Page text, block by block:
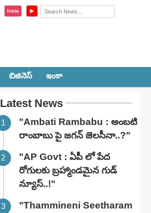
Insta ▶
బిజినెస్ ఇంకా
Latest News
"Ambati Rambabu : అంబటి
రాంబాబు పై జగన్ జెలసీనా..?"
"AP Govt : ఏపీ లో పేద
రోగులకు బ్రహ్మాండమైన గుడ్
న్యూస్..!"
"Thammineni Seetharam